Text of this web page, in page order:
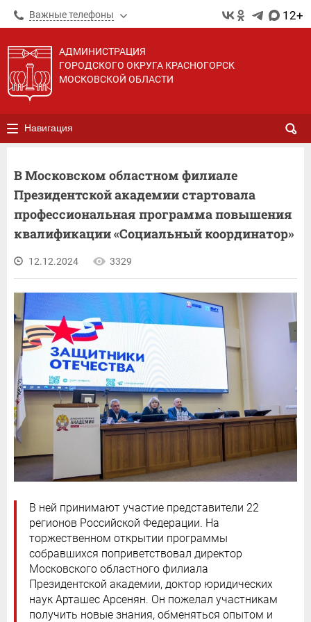
Важные телефоны 12+
АДМИНИСТРАЦИЯ
ГОРОДСКОГО ОКРУГА КРАСНОГОРСК
МОСКОВСКОЙ ОБЛАСТИ
Навигация
В Московском областном филиале
Президентской академии стартовала
профессиональная программа повышения
квалификации «Социальный координатор»
12.12.2024 3329
В ней принимают участие представители 22
регионов Российской Федерации. На
торжественном открытии программы
собравшихся поприветствовал директор
Московского областного филиала
Президентской академии, доктор юридических
наук Арташес Арсенян. Он пожелал участникам
получить новые знания, обменяться опытом и